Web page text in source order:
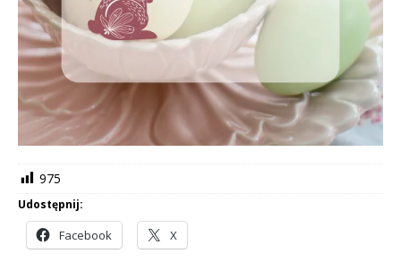
975
Udostępnij:
Facebook X